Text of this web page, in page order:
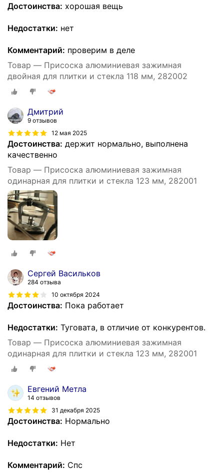
Достоинства: хорошая вещь
Недостатки: нет
Комментарий: проверим в деле
Товар — Присоска алюминиевая зажимная
двойная для плитки и стекла 118 мм, 282002
Дмитрий
9 отзывов
12 мая 2025
Достоинства: держит нормально, выполнена
качественно
Товар — Присоска алюминиевая зажимная
одинарная для плитки и стекла 123 мм, 282001
Сергей Васильков
284 отзыва
10 октября 2024
Достоинства: Пока работает
Недостатки: Туговата, в отличие от конкурентов.
Товар — Присоска алюминиевая зажимная
одинарная для плитки и стекла 123 мм, 282001
Евгений Метла
14 отзывов
31 декабря 2025
Достоинства: Нормально
Недостатки: Нет
Комментарий: Спс